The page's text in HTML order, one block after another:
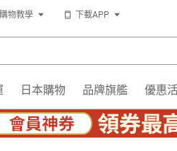
購物教學 下載APP
日本購物 品牌旗艦 優惠